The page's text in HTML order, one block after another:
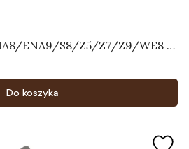
ENA9/S8/Z5/Z7/Z9/WE8 -
Art.72444
Do koszyka